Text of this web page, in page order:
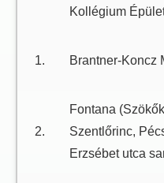
Kollégium
1. Brantner-Koncz
2.
Fontana
Szentlőrinc,
Erzsébet utca